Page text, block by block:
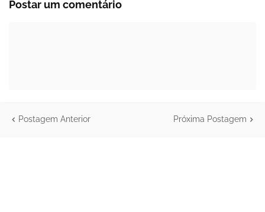
Postar um comentário
Postagem Anterior Próxima Postagem